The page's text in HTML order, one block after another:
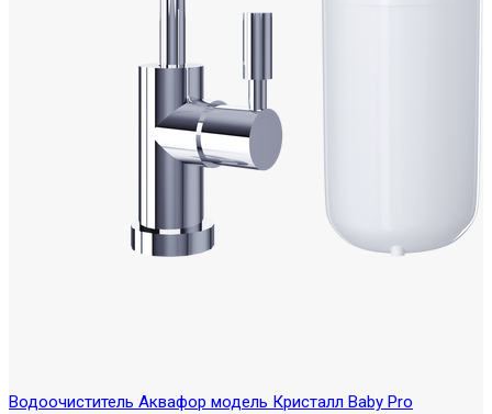
Водоочиститель Аквафор модель Кристалл Baby Pro